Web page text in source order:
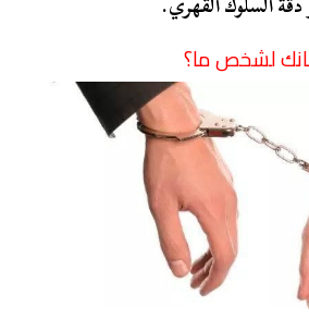
لشخص ما؟